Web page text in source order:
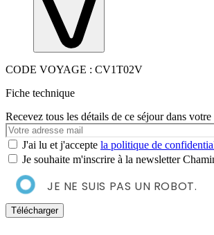
CODE VOYAGE : CV1T02V
Fiche technique
Recevez tous les détails de ce séjour dans
Votre
e-
mail
J'ai lu et j'accepte la politique de
Je souhaite m'inscrire à la newsletter
JE NE SUIS PAS UN ROBOT.
Télécharger